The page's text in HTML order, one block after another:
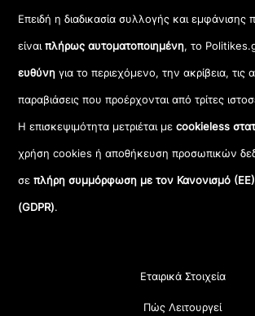
Επειδή η διαδικασία συλλογής και εμφάνισης
είναιπλήρως αυτοματοποιημένη, το
ευθύνη για το περιεχόμενο, την ακρίβεια, τις
παραβιάσεις που προέρχονται από τρίτες
Η επισκεψιμότητα μετριέται μεcookieless
χρήση cookies ή αποθήκευση προσωπικών
σεπλήρη συμμόρφωση με τον Κανονισμό
(GDPR).
Εταιρικά Στοιχεία
Πώς Λειτουργεί